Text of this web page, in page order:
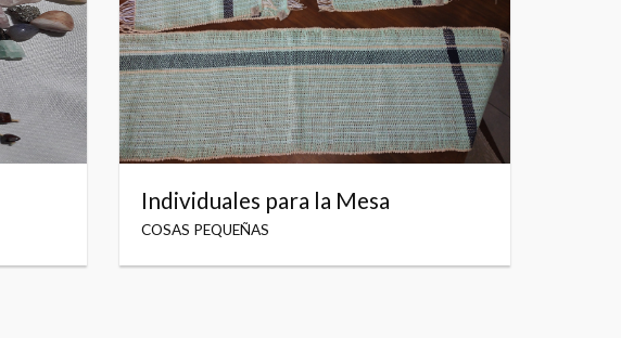
Individuales para la Mesa
COSAS PEQUEÑAS